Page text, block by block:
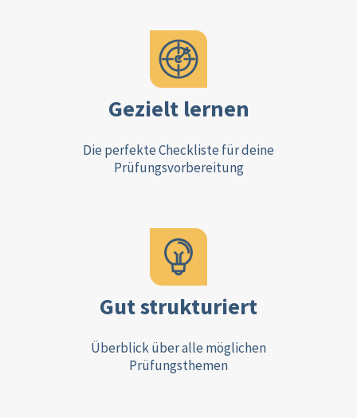
Gezielt lernen
Gut strukturiert
Die perfekte Checkliste für deine
Prüfungsvorbereitung
Überblick über alle möglichen
Prüfungsthemen